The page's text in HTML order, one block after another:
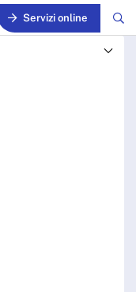
Servizi online